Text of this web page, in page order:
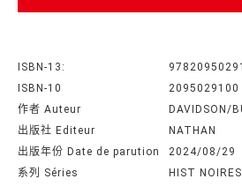
ISBN-13:
ISBN-10
2095029100
作者 Auteur
DAVIDSON/
出版社 Editeur
NATHAN
出版年份 Date de parution
2024/08/29
系列 Séries
HIST